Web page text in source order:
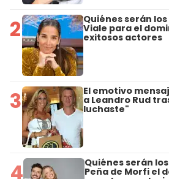
2 Quiénes serán
Viale para el
exitosos actores
3 El emotivo
a Leandro Rud
luchaste"
4 Quiénes serán
Peña de Morfi el